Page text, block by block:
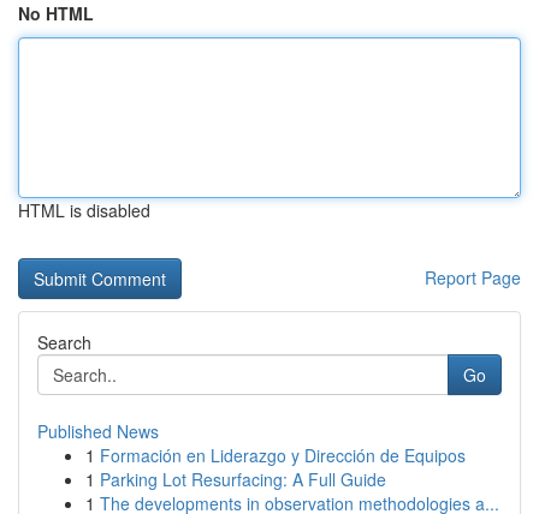
No HTML
HTML is disabled
Report Page
Search
Go
Published News
1 Formación en Liderazgo y Dirección de Equipos
1 Parking Lot Resurfacing: A Full Guide
1 The developments in observation methodologies a...